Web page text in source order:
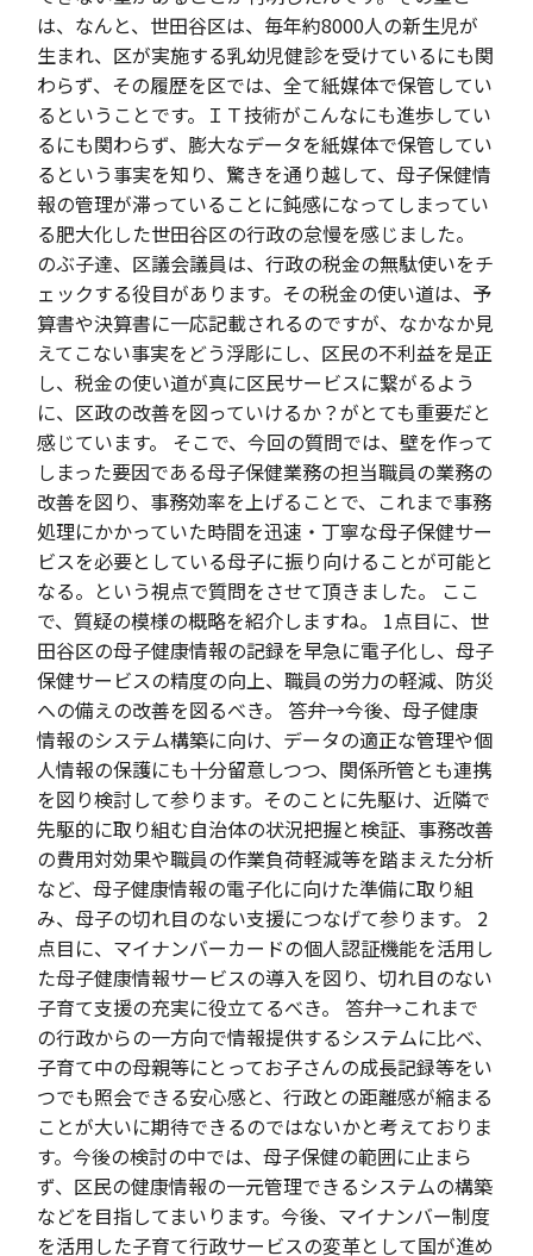
は、なんと、世田谷区は、毎年約8000人の新生児が
生まれ、区が実施する乳幼児健診を受けているにも関
わらず、その履歴を区では、全て紙媒体で保管してい
るということです。ＩＴ技術がこんなにも進歩してい
るにも関わらず、膨大なデータを紙媒体で保管してい
るという事実を知り、驚きを通り越して、母子保健情
報の管理が滞っていることに鈍感になってしまってい
る肥大化した世田谷区の行政の怠慢を感じました。
のぶ子達、区議会議員は、行政の税金の無駄使いをチ
ェックする役目があります。その税金の使い道は、予
算書や決算書に一応記載されるのですが、なかなか見
えてこない事実をどう浮彫にし、区民の不利益を是正
し、税金の使い道が真に区民サービスに繋がるよう
に、区政の改善を図っていけるか？がとても重要だと
感じています。 そこで、今回の質問では、壁を作って
しまった要因である母子保健業務の担当職員の業務の
改善を図り、事務効率を上げることで、これまで事務
処理にかかっていた時間を迅速・丁寧な母子保健サー
ビスを必要としている母子に振り向けることが可能と
なる。という視点で質問をさせて頂きました。 ここ
で、質疑の模様の概略を紹介しますね。 1点目に、世
田谷区の母子健康情報の記録を早急に電子化し、母子
保健サービスの精度の向上、職員の労力の軽減、防災
への備えの改善を図るべき。 答弁→今後、母子健康
情報のシステム構築に向け、データの適正な管理や個
人情報の保護にも十分留意しつつ、関係所管とも連携
を図り検討して参ります。そのことに先駆け、近隣で
先駆的に取り組む自治体の状況把握と検証、事務改善
の費用対効果や職員の作業負荷軽減等を踏まえた分析
など、母子健康情報の電子化に向けた準備に取り組
み、母子の切れ目のない支援につなげて参ります。 2
点目に、マイナンバーカードの個人認証機能を活用し
た母子健康情報サービスの導入を図り、切れ目のない
子育て支援の充実に役立てるべき。 答弁→これまで
の行政からの一方向で情報提供するシステムに比べ、
子育て中の母親等にとってお子さんの成長記録等をい
つでも照会できる安心感と、行政との距離感が縮まる
ことが大いに期待できるのではないかと考えておりま
す。今後の検討の中では、母子保健の範囲に止まら
ず、区民の健康情報の一元管理できるシステムの構築
などを目指してまいります。今後、マイナンバー制度
を活用した子育て行政サービスの変革として国が進め